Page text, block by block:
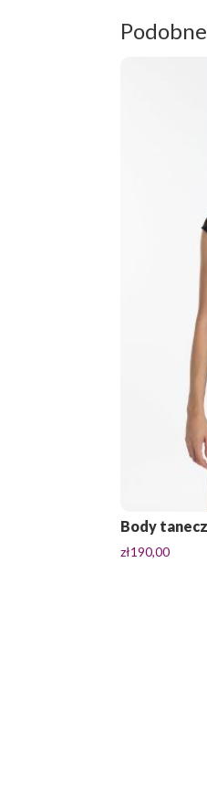
Body
zł190,00